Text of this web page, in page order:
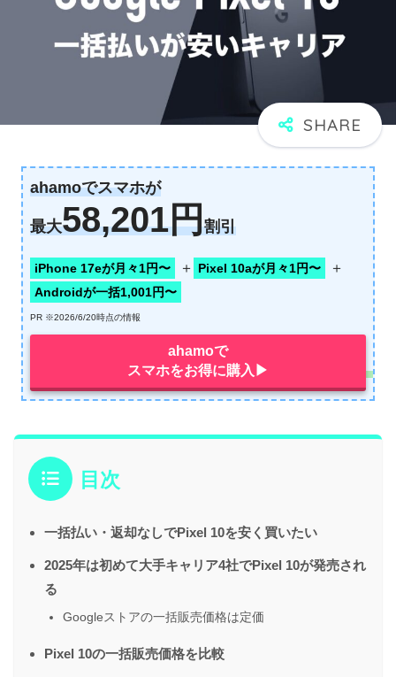
ahamoでスマホが
最大58,201円割引
iPhone 17eが月々1円〜 ＋ Pixel 10aが月々1円〜 ＋
Androidが一括1,001円〜
PR ※2026/6/20時点の情報
ahamoで
スマホをお得に購入▶︎
目次
一括払い・返却なしでPixel 10を安く買いたい
2025年は初めて大手キャリア4社でPixel 10が発売され
る
Googleストアの一括販売価格は定価
Pixel 10の一括販売価格を比較